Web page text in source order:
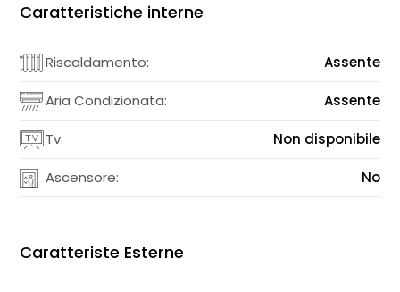
Caratteristiche interne
Riscaldamento: Assente
Aria Condizionata: Assente
Tv: Non disponibile
Ascensore: No
Caratteriste Esterne